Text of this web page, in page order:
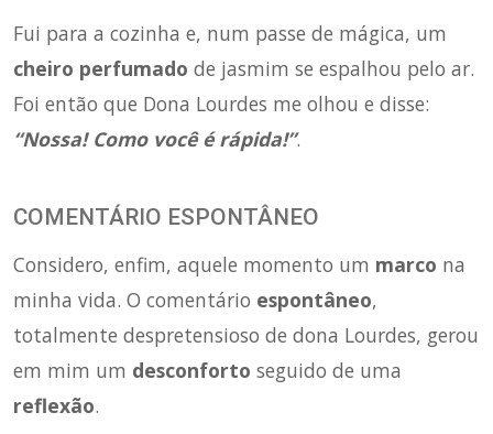
Fui para a cozinha e, num passe de mágica, um
cheiro perfumado de jasmim se espalhou pelo ar.
Foi então que Dona Lourdes me olhou e disse:
“Nossa! Como você é rápida!”.
COMENTÁRIO ESPONTÂNEO
Considero, enfim, aquele momento um marco na
minha vida. O comentário espontâneo,
totalmente despretensioso de dona Lourdes, gerou
em mim um desconforto seguido de uma
reflexão.